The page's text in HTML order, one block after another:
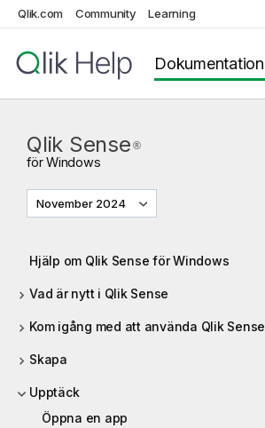
Qlik.com Community Learning
Dokumentation
Qlik Sense ®
förWindows
November 2024
Hjälp om Qlik Sense för Windows
Vad är nytt i Qlik Sense
Kom igång med att använda Qlik Sense
Skapa
Upptäck
Öppna en app